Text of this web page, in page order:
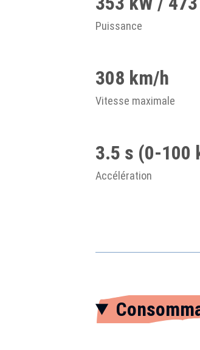
Puissance
308 km/h
Vitesse maximale
3.5 s (0-100
Accélération